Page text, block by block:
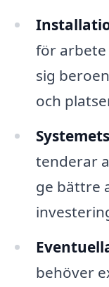
för arbete
sig
och
tenderar
ge bättre
behöver